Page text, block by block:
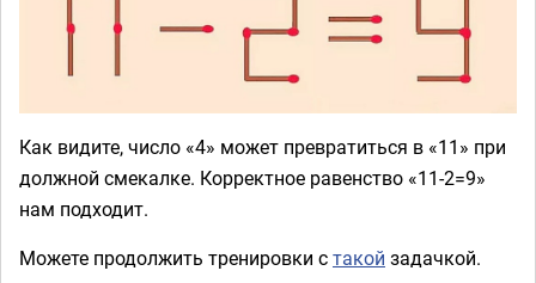
Как видите, число «4» может превратиться в «11» при
должной смекалке. Корректное равенство «11-2=9»
нам подходит.
Можете продолжить тренировки стакой задачкой.